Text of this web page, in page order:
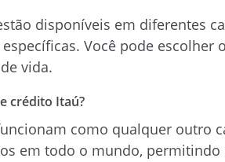
disponíveis em diferentes
Você pode escolher
vida.
crédito Itaú?
como qualquer outro
em todo o mundo,